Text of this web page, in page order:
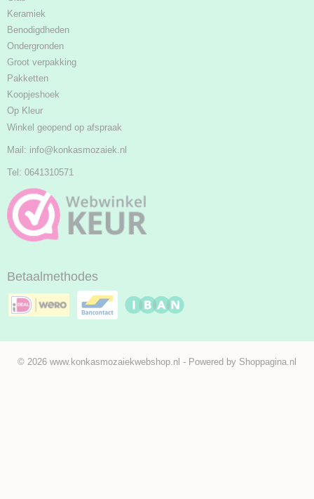
Keramiek
Benodigdheden
Ondergronden
Groot verpakking
Pakketten
Koopjeshoek
Op Kleur
Winkel geopend op afspraak
Mail: info@konkasmozaiek.nl
Tel: 0641310571
Betaalmethodes
© 2026 www.konkasmozaiekwebshop.nl - Powered by Shoppagina.nl